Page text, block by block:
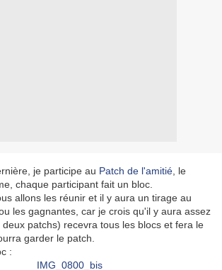
je participe au Patch de l'amitié , le
chaque participant fait un bloc.
allons les réunir et il y aura un tirage au
les gagnantes, car je crois qu'il y aura assez
patchs) recevra tous les blocs et fera le
garder le patch.
: